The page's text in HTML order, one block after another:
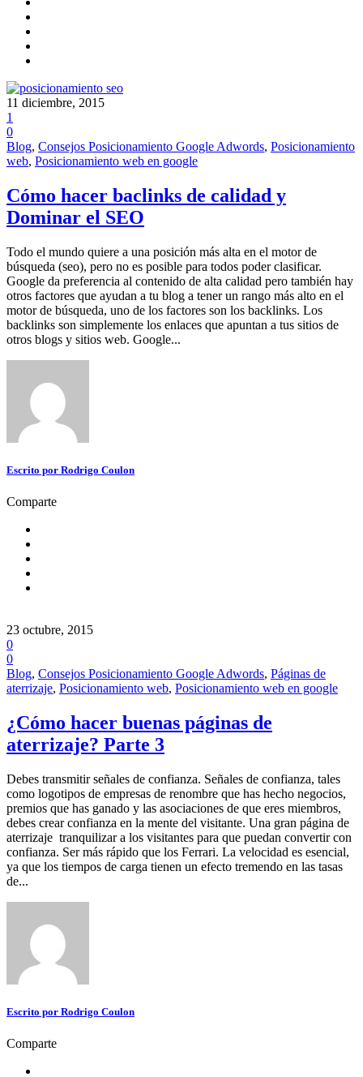
11 diciembre, 2015
1
0
Blog, Consejos Posicionamiento Google Adwords, Posicionamiento
web, Posicionamiento web en google
Cómo hacer baclinks de calidad y
Dominar el SEO
Todo el mundo quiere a una posición más alta en el motor de
búsqueda (seo), pero no es posible para todos poder clasificar.
Google da preferencia al contenido de alta calidad pero también hay
otros factores que ayudan a tu blog a tener un rango más alto en el
motor de búsqueda, uno de los factores son los backlinks. Los
backlinks son simplemente los enlaces que apuntan a tus sitios de
otros blogs y sitios web. Google...
Escrito por Rodrigo Coulon
Comparte
23 octubre, 2015
0
0
Blog, Consejos Posicionamiento Google Adwords, Páginas de
aterrizaje, Posicionamiento web, Posicionamiento web en google
¿Cómo hacer buenas páginas de
aterrizaje? Parte 3
Debes transmitir señales de confianza. Señales de confianza, tales
como logotipos de empresas de renombre que has hecho negocios,
premios que has ganado y las asociaciones de que eres miembros,
debes crear confianza en la mente del visitante. Una gran página de
aterrizaje tranquilizar a los visitantes para que puedan convertir con
confianza. Ser más rápido que los Ferrari. La velocidad es esencial,
ya que los tiempos de carga tienen un efecto tremendo en las tasas
de...
Escrito por Rodrigo Coulon
Comparte